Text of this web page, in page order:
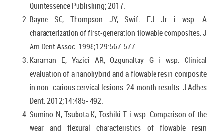
Quintessence Publishing; 2017.
Bayne SC, Thompson JY, Swift EJ Jr i wsp. A
characterization of first-generation flowable composites. J
Am Dent Assoc. 1998;129:567-577.
Karaman E, Yazici AR, Ozgunaltay G i wsp. Clinical
evaluation of a nanohybrid and a flowable resin composite
in non- carious cervical lesions: 24-month results. J Adhes
Dent. 2012;14:485- 492.
Sumino N, Tsubota K, Toshiki T i wsp. Comparison of the
wear and flexural characteristics of flowable resin